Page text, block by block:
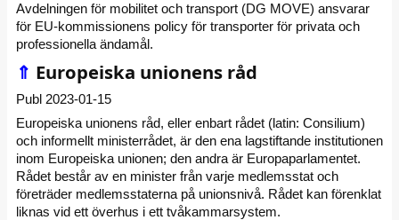
Avdelningen för mobilitet och transport (DG MOVE) ansvarar
för EU-kommissionens policy för transporter för privata och
professionella ändamål.
⇑ Europeiska unionens råd
Publ 2023-01-15
Europeiska unionens råd, eller enbart rådet (latin: Consilium)
och informellt ministerrådet, är den ena lagstiftande institutionen
inom Europeiska unionen; den andra är Europaparlamentet.
Rådet består av en minister från varje medlemsstat och
företräder medlemsstaterna på unionsnivå. Rådet kan förenklat
liknas vid ett överhus i ett tvåkammarsystem.